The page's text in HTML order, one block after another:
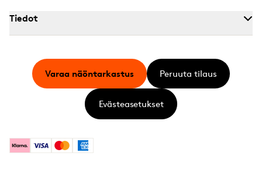
Tiedot
KlarnaVisa MastercardAmerican Express
Varaa näöntarkastus Peruuta tilaus
Evästeasetukset